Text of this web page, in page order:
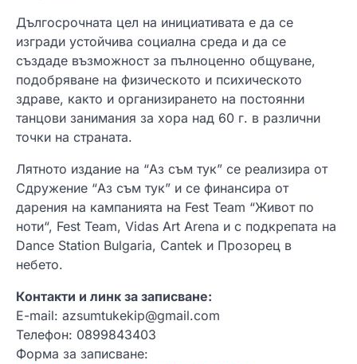
Дългосрочната цел на инициативата е да се
изгради устойчива социална среда и да се
създаде възможност за пълноценно общуване,
подобряване на физическото и психическото
здраве, както и организирането на постоянни
танцови занимания за хора над 60 г. в различни
точки на страната.
Лятното издание на “Аз съм тук” се реализира от
Сдружение “Аз съм тук” и се финансира от
дарения на кампанията на Fest Team “Живот по
ноти“, Fest Team, Vidas Art Arena и с подкрепата на
Dance Station Bulgaria, Cantek и Прозорец в
небето.
Контакти и линк за записване:
E-mail: azsumtukekip@gmail.com
Телефон: 0899843403
Форма за записване: